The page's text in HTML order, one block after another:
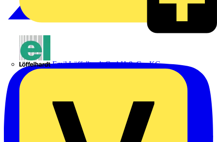
Emil Löffelhardt GmbH & Co. KG